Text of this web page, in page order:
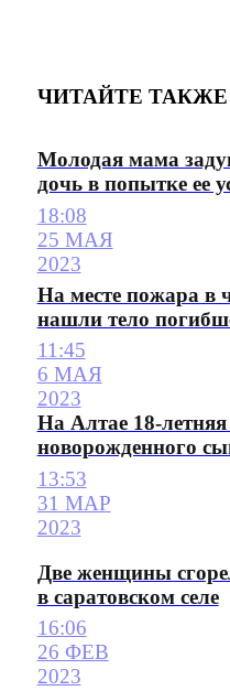
ЧИТАЙТЕ ТАКЖЕ
Молодая мама
дочь в попытке ее
18:08
25 МАЯ
2023
На месте пожара в
нашли тело
11:45
6 МАЯ
2023
На Алтае 18-
новорожденного
13:53
31 МАР
2023
Две женщины
в саратовском селе
16:06
26 ФЕВ
2023